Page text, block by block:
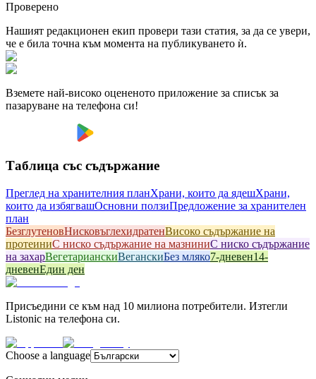
Проверено
Нашият редакционен екип провери тази статия, за да се увери,
че е била точна към момента на публикуването ѝ.
Вземете най-високо оцененото приложение за списък за
пазаруване на телефона си!
Таблица със съдържание
Преглед на хранителния планХрани, които да ядешХрани,
които да избягвашОсновни ползиПредложение за хранителен
план
БезглутеновHисковъглехидратенВисоко съдържание на
протеиниС ниско съдържание на мазниниС ниско съдържание
на захарВегетарианскиВеганскиБез мляко7-дневен14-
дневенЕдин ден
Присъедини се към над 10 милиона потребители. Изтегли
Listonic на телефона си.
Choose a language